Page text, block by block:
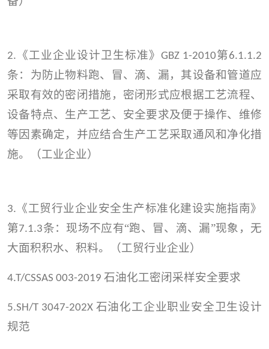
2. 《工业企业设计卫生标准》 GBZ 1-2010第6.1.1.2
条：为防止物料跑、冒、滴、漏，其设备和管道应
采取有效的密闭措施，密闭形式应根据工艺流程、
设备特点、生产工艺、安全要求及便于操作、维修
等因素确定，并应结合生产工艺采取通风和净化措
施。（工业企业）
3. 《工贸行业企业安全生产标准化建设实施指南》
第7.1.3条：现场不应有“跑、冒、滴、漏”现象，无
大面积积水、积料。（工贸行业企业）
4.T/CSSAS 003-2019 石油化工密闭采样安全要求
5.SH/T 3047-202X 石油化工企业职业安全卫生设计
规范